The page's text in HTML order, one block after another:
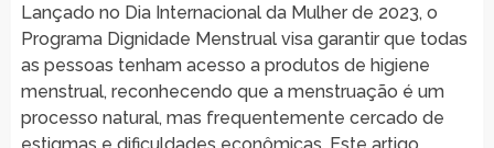
Lançado no Dia Internacional da Mulher de 2023, o
Programa Dignidade Menstrual visa garantir que todas
as pessoas tenham acesso a produtos de higiene
menstrual, reconhecendo que a menstruação é um
processo natural, mas frequentemente cercado de
estigmas e dificuldades econômicas. Este artigo